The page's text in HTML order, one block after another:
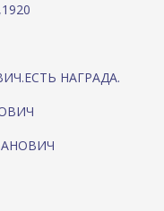
НАГРАДА.